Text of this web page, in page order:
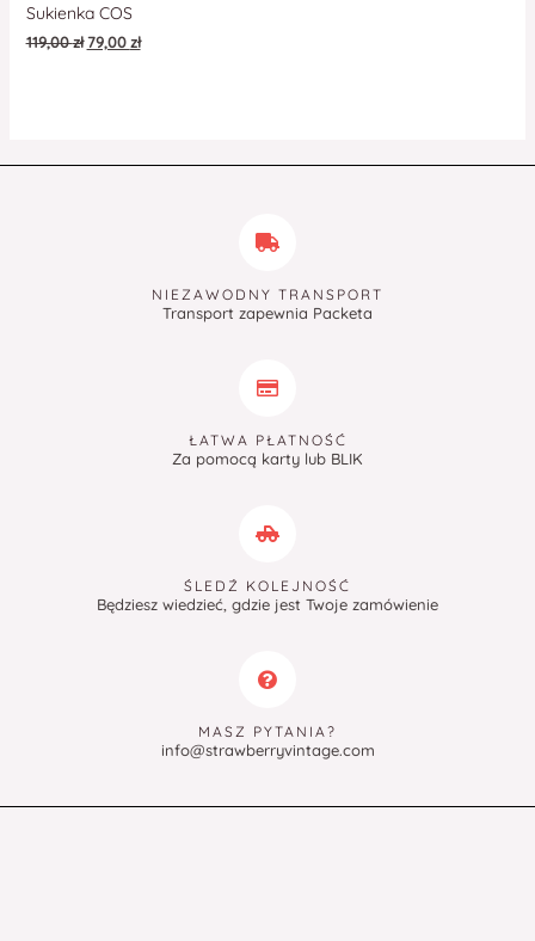
Sukienka COS
119,00zł 79,00zł
NIEZAWODNY TRANSPORT
Transport zapewnia Packeta
ŁATWA PŁATNOŚĆ
Za pomocą karty lub BLIK
ŚLEDŹ KOLEJNOŚĆ
Będziesz wiedzieć, gdzie jest Twoje zamówienie
MASZ PYTANIA?
info@strawberryvintage.com